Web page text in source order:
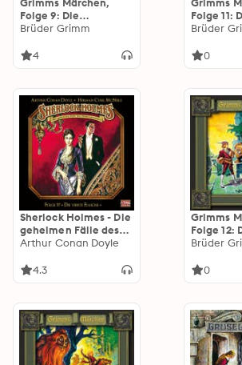
Folge 9: Die
Gänsemagd / Der
kommen durch die
Brüder Grimm
4
Folge 11:
Brüder
0
Sherlock Holmes - Die
geheimen Fälle des
Meisterdetektivs,
Flasche
Arthur Conan Doyle
4.3
Grimms
Folge 12:
des
Brüder
0